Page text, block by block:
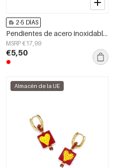
2-5 DÍAS
Pendientes de acero inoxidable con cuentas en forma de corazón, sencillos, de la serie Daily Simple. Joyería para mujer.
MSRP €17,99
€5,50
Almacén de la UE